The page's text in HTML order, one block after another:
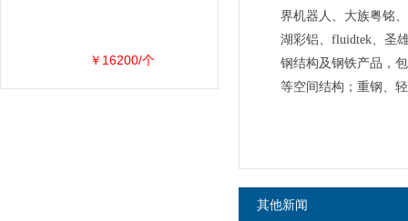
界机器人、大族粤铭
湖彩铝、fluidtek、圣
钢结构及钢铁产品，
等空间结构；重钢、
其他新闻
￥16200/个